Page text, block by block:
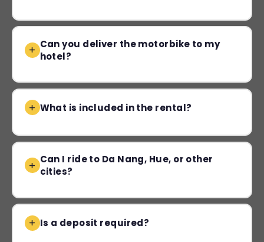
Can you deliver the motorbike to my
hotel?
What is included in the rental?
Can I ride to Da Nang, Hue, or other
cities?
Is a deposit required?